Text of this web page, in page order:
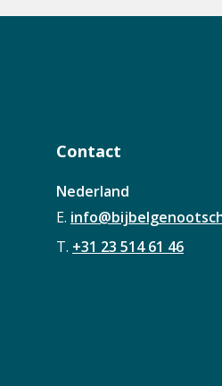
Contact
Nederland
E.
T. +31 23 514 61 46